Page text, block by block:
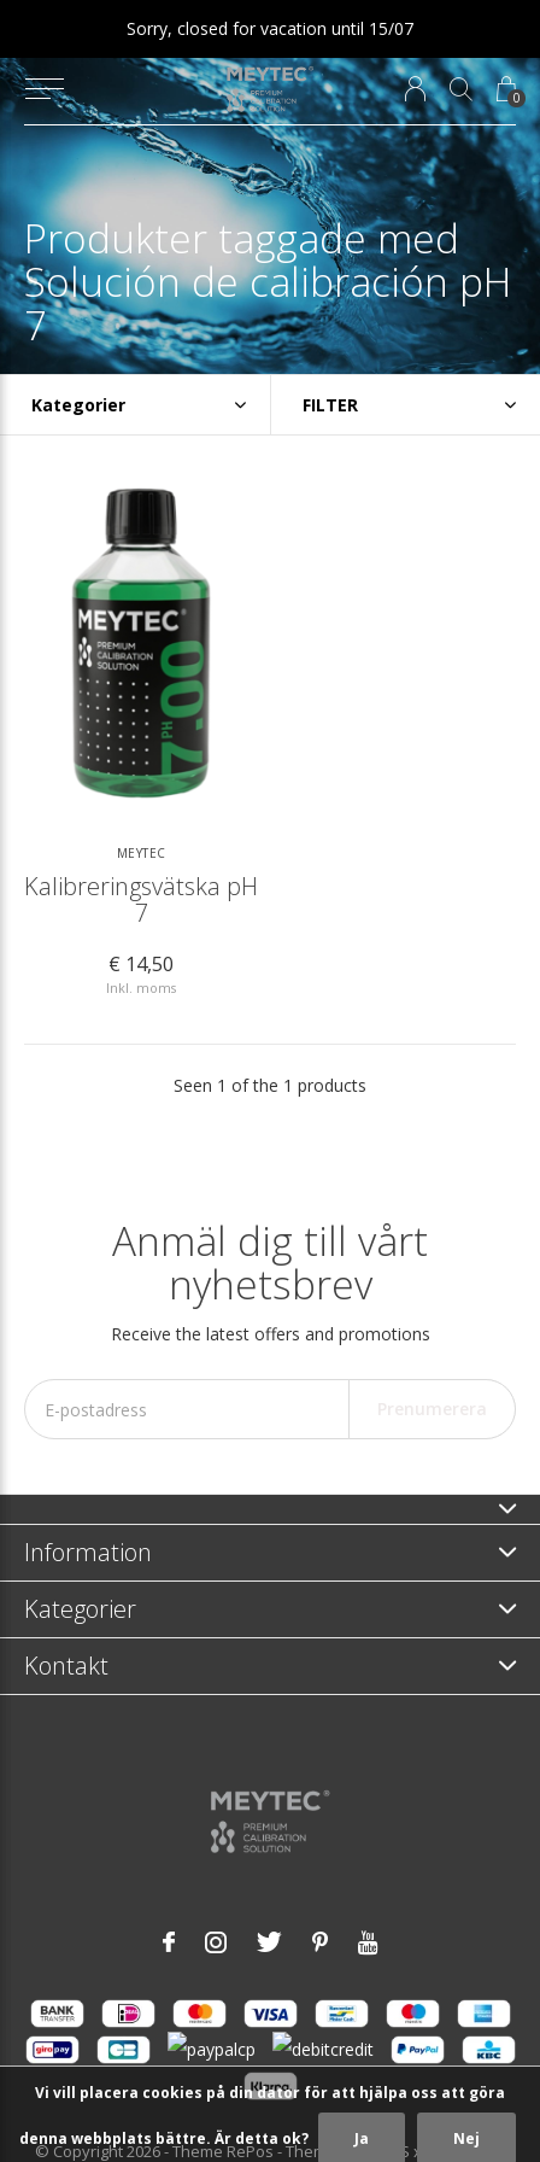
0
Sorry, closed for vacation until 15/07
Produkter taggade med
Solución de calibración pH
7
Kategorier FILTER
MEYTEC
Kalibreringsvätska pH
7
€ 14,50
Inkl. moms
Seen 1 of the 1 products
Anmäl dig till vårt
nyhetsbrev
Receive the latest offers and promotions
Information
Kategorier
Kontakt
© Copyright2026- Theme RePos - Theme ByDMWS x Plus+-RSS
Vi vill placera cookies på din dator för att hjälpa oss att göra
denna webbplats bättre. Är detta ok? Ja Nej